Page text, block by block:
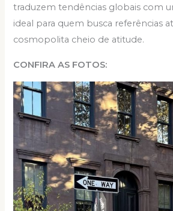
traduzem tendências globais com
ideal para quem busca referências
cosmopolita cheio de atitude.
CONFIRA AS FOTOS: